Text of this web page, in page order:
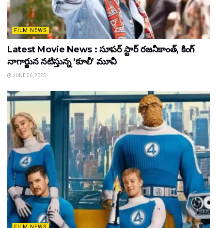
FILM NEWS
Latest Movie News : సూపర్ స్టార్ రజనీకాంత్, కింగ్
నాగార్జున నటిస్తున్న ‘కూలీ’ మూవీ
JUNE 26, 2025